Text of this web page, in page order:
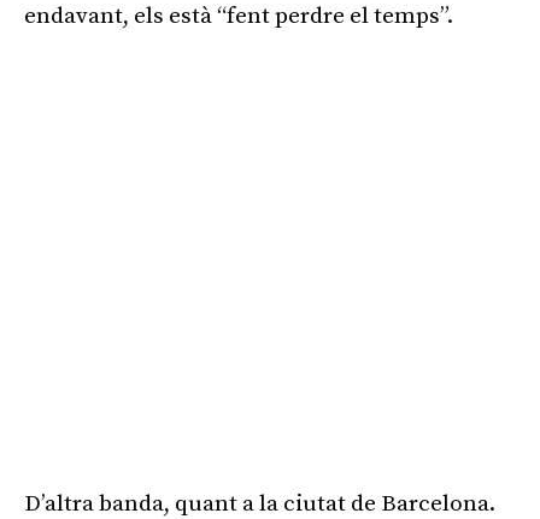
endavant, els està “fent perdre el temps”.
D’altra banda, quant a la ciutat de Barcelona.